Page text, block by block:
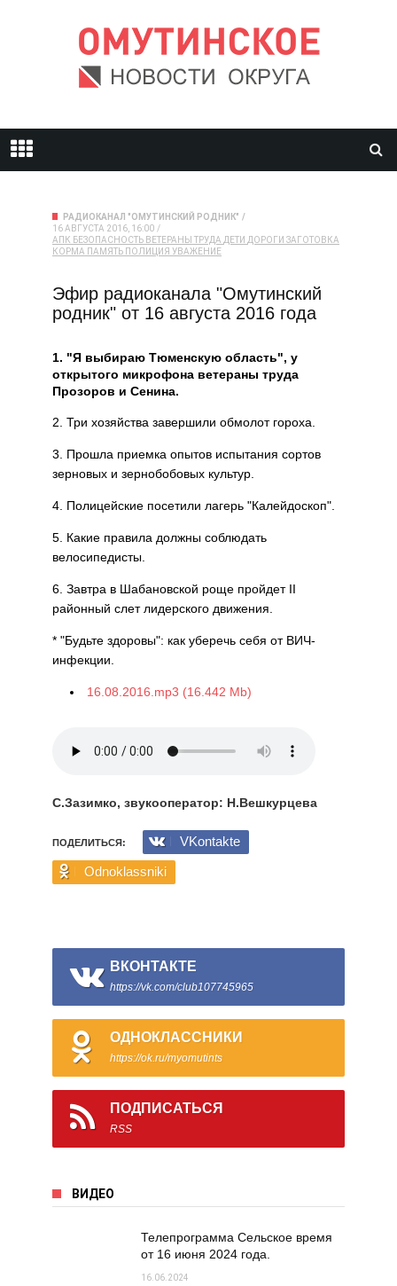
РАДИОКАНАЛ "ОМУТИНСКИЙ РОДНИК"
16 АВГУСТА 2016, 16:00
АПК БЕЗОПАСНОСТЬ ВЕТЕРАНЫ ТРУДА ДЕТИ ДОРОГИ ЗАГОТОВКА
КОРМА ПАМЯТЬ ПОЛИЦИЯ УВАЖЕНИЕ
Эфир радиоканала "Омутинский
родник" от 16 августа 2016 года
1. "Я выбираю Тюменскую область", у
открытого микрофона ветераны труда
Прозоров и Сенина.
2. Три хозяйства завершили обмолот гороха.
3. Прошла приемка опытов испытания сортов
зерновых и зернобобовых культур.
4. Полицейские посетили лагерь "Калейдоскоп".
5. Какие правила должны соблюдать
велосипедисты.
6. Завтра в Шабановской роще пройдет II
районный слет лидерского движения.
* "Будьте здоровы": как уберечь себя от ВИЧ-
инфекции.
16.08.2016.mp3 (16.442 Mb)
С.Зазимко, звукооператор: Н.Вешкурцева
ПОДЕЛИТЬСЯ:
VKontakte
Odnoklassniki
ВКОНТАКТЕ
https://vk.com/club107745965
ОДНОКЛАССНИКИ
https://ok.ru/myomutints
ПОДПИСАТЬСЯ
RSS
ВИДЕО
Телепрограмма Сельское время
от 16 июня 2024 года.
16.06.2024